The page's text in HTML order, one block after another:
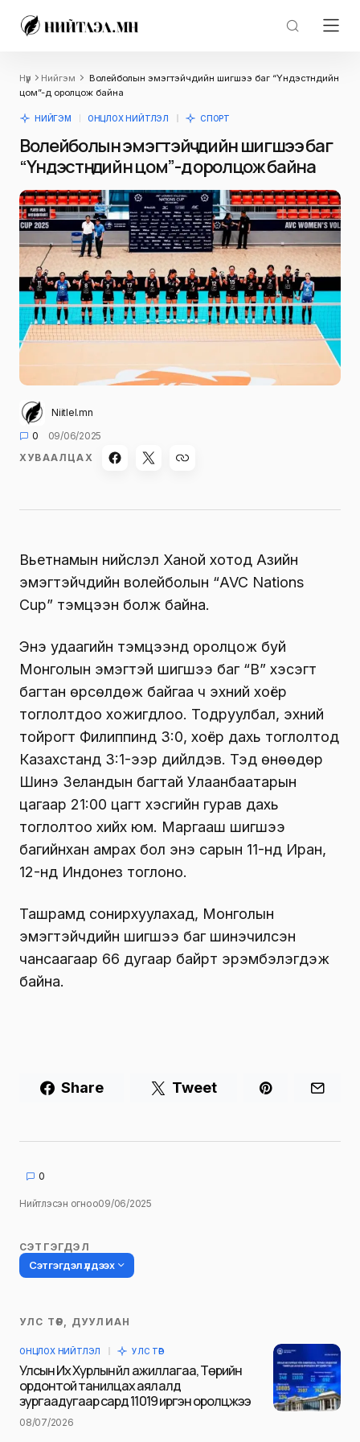
Нүүр Нийгэм
Волейболын эмэгтэйчүүдийн шигшээ баг “Үндэстнүүдийн
цом”-д оролцож байна
НИЙГЭМ ОНЦЛОХ НИЙТЛЭЛ СПОРТ
Волейболын эмэгтэйчүүдийн шигшээ баг
“Үндэстнүүдийн цом”-д оролцож байна
Niitlel.mn
0
09/06/2025
ХУВААЛЦАХ
Вьетнамын нийслэл Ханой хотод Азийн
эмэгтэйчүүдийн волейболын “AVC Nations
Cup” тэмцээн болж байна.
Энэ удаагийн тэмцээнд оролцож буй
Монголын эмэгтэй шигшээ баг “B” хэсэгт
багтан өрсөлдөж байгаа ч эхний хоёр
тоглолтдоо хожигдлоо. Тодруулбал, эхний
тойрогт Филиппинд 3:0, хоёр дахь тоглолтод
Казахстанд 3:1-ээр дийлдэв. Тэд өнөөдөр
Шинэ Зеландын багтай Улаанбаатарын
цагаар 21:00 цагт хэсгийн гурав дахь
тоглолтоо хийх юм. Маргааш шигшээ
багийнхан амрах бол энэ сарын 11-нд Иран,
12-нд Индонез тоглоно.
Ташрамд сонирхуулахад, Монголын
эмэгтэйчүүдийн шигшээ баг шинэчилсэн
чансаагаар 66 дугаар байрт эрэмбэлэгдэж
байна.
Share Tweet
0
Нийтлэсэн огноо09/06/2025
СЭТГЭГДЭЛ
Сэтгэгдэл үлдээх
Таны имэйл хаягийг нийтлэхгүй.
тэмдэглэсэн
Name
УЛС ТӨР, ДУУЛИАН
ОНЦЛОХ НИЙТЛЭЛ УЛС ТӨР
Улсын Их Хурлын үйл ажиллагаа, Төрийн
ордонтой танилцах аялалд
зургаадугаар сард 11019 иргэн оролцжээ
08/07/2026